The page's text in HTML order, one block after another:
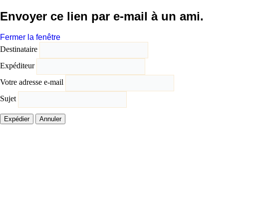
Envoyer ce lien par e-mail à un ami.
Fermer la fenêtre
Destinataire
Expéditeur
Votre adresse e-mail
Sujet
Expédier Annuler